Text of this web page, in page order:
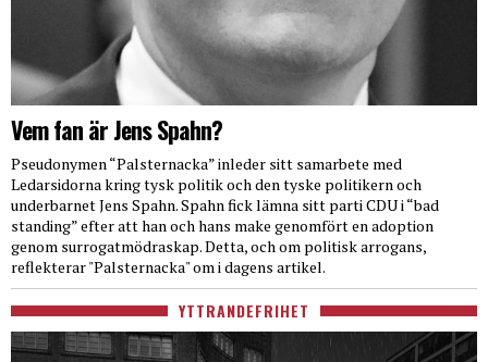
Vem fan är Jens Spahn?
Pseudonymen “Palsternacka” inleder sitt samarbete med
Ledarsidorna kring tysk politik och den tyske politikern och
underbarnet Jens Spahn. Spahn fick lämna sitt parti CDU i “bad
standing” efter att han och hans make genomfört en adoption
genom surrogatmödraskap. Detta, och om politisk arrogans,
reflekterar "Palsternacka" om i dagens artikel.
YTTRANDEFRIHET